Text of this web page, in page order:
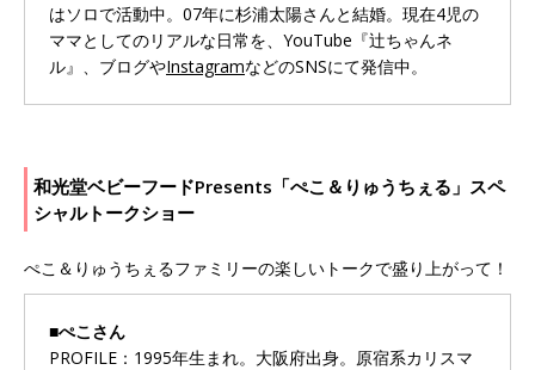
はソロで活動中。07年に杉浦太陽さんと結婚。現在4児の
ママとしてのリアルな日常を、YouTube『辻ちゃんネ
ル』、ブログやInstagramなどのSNSにて発信中。
和光堂ベビーフードPresents「ぺこ＆りゅうちぇる」スペ
シャルトークショー
ぺこ＆りゅうちぇるファミリーの楽しいトークで盛り上がって！
■ぺこさん
PROFILE：1995年生まれ。大阪府出身。原宿系カリスマ